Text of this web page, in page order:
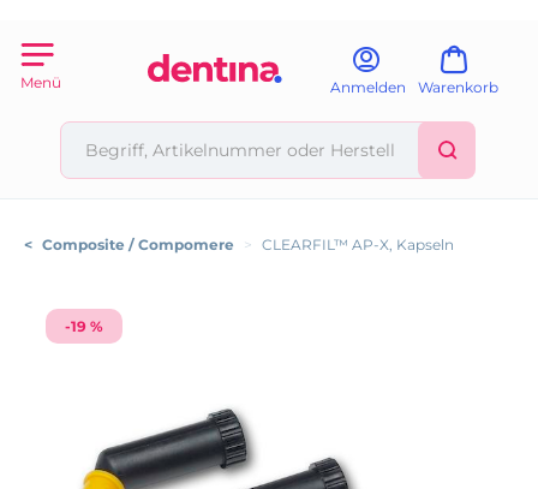
Menü Anmelden Warenkorb
< Composite / Compomere > CLEARFIL™ AP-X, Kapseln
-19 %